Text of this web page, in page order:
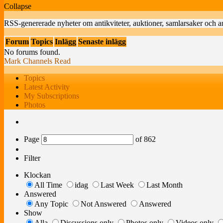
Collapse
RSS-genererade nyheter om antikviteter, auktioner, samlarsaker och
Forum Topics Inlägg Senaste inlägg
No forums found.
Mark Channels Read
Topics
Latest Activity
My Subscriptions
Photos
Page of862
Filter
Klockan
All Time
idag Last Week
Last Month
Answered
Any Topic
Not Answered
Answered
Show